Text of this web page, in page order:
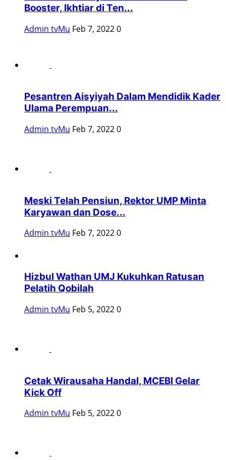
Booster, Ikhtiar di Ten...
Admin tvMu Feb 7, 20220
Pesantren Aisyiyah Dalam Mendidik Kader
Ulama Perempuan...
Admin tvMu Feb 7, 20220
Meski Telah Pensiun, Rektor UMP Minta
Karyawan dan Dose...
Admin tvMu Feb 7, 20220
Hizbul Wathan UMJ Kukuhkan Ratusan
Pelatih Qobilah
Admin tvMu Feb 5, 20220
Cetak Wirausaha Handal, MCEBI Gelar
Kick Off
Admin tvMu Feb 5, 20220